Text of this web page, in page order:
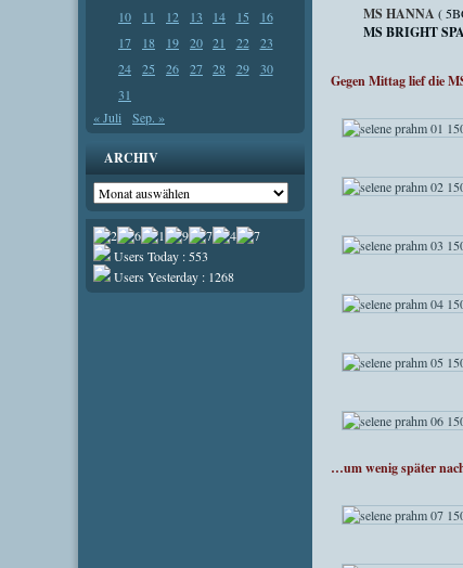
10
11 12 13 14 15
16
17
18 19 20 21 22
23
24
25 26 27 28 29
30
31
« Juli
Sep. »
ARCHIV
Archiv
Users Today : 553
Users Yesterday : 1268
MS HANNA (
MS BRIGHT
Gegen Mittag lief die
…um wenig später